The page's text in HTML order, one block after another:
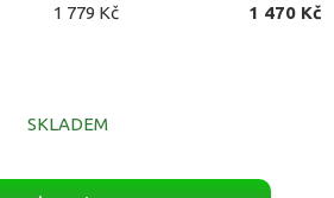
1 779 Kč 1 470 Kč
SKLADEM